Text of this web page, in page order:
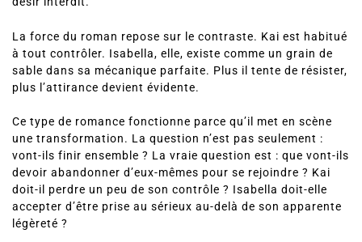
La force du roman repose sur le contraste. Kai est habitué
à tout contrôler. Isabella, elle, existe comme un grain de
sable dans sa mécanique parfaite. Plus il tente de résister,
plus l’attirance devient évidente.
Ce type de romance fonctionne parce qu’il met en scène
une transformation. La question n’est pas seulement :
vont-ils finir ensemble ? La vraie question est : que vont-ils
devoir abandonner d’eux-mêmes pour se rejoindre ? Kai
doit-il perdre un peu de son contrôle ? Isabella doit-elle
accepter d’être prise au sérieux au-delà de son apparente
légèreté ?